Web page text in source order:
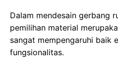
Dalam mendesain gerbang
pemilihan material
sangat mempengaruhi baik
fungsionalitas.